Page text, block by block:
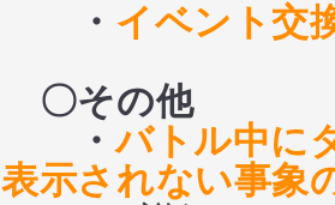
・ イベント交
〇その他
・バトル中に
表示されない事象